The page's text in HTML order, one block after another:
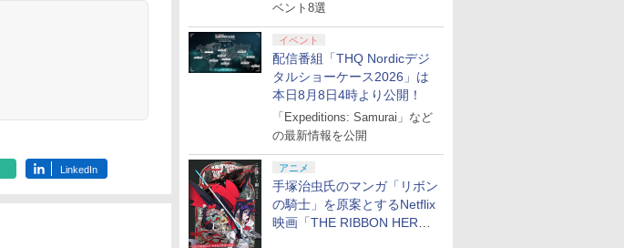
ベント8選
イベント
配信番組「THQ Nordicデジ
タルショーケース2026」は
本日8月8日4時より公開！
「Expeditions: Samurai」など
の最新情報を公開
アニメ
手塚治虫氏のマンガ「リボン
の騎士」を原案とするNetflix
映画「THE RIBBON HERO
LinkedIn